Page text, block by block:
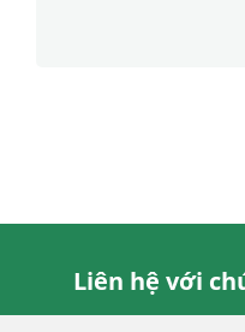
Liên hệ với